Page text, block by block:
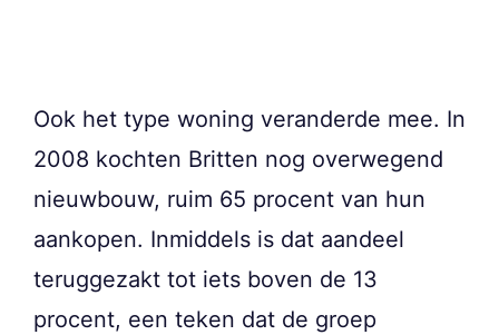
Ook het type woning veranderde mee. In
2008 kochten Britten nog overwegend
nieuwbouw, ruim 65 procent van hun
aankopen. Inmiddels is dat aandeel
teruggezakt tot iets boven de 13
procent, een teken dat de groep